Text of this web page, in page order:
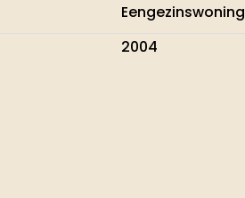
Eengezinswoning
2004